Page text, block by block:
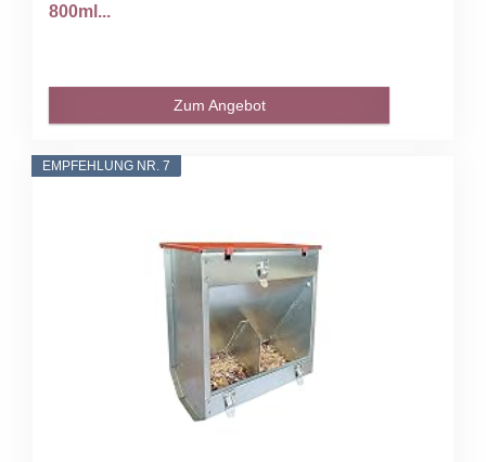
800ml...
Zum Angebot
EMPFEHLUNG NR. 7